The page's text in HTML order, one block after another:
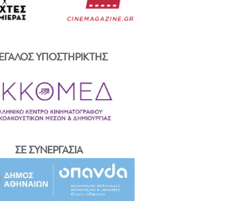
ΥΠΟΣΤΗΡΙΚΤΗΣ
ΣΕ ΣΥΝΕΡΓΑΣΙΑ